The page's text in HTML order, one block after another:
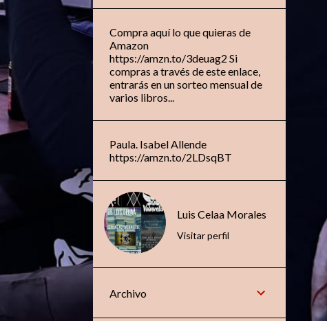
Compra aquí lo que quieras de
Amazon
https://amzn.to/3deuag2 Si
compras a través de este enlace,
entrarás en un sorteo mensual de
varios libros...
Paula. Isabel Allende
https://amzn.to/2LDsqBT
Luis Celaa Morales
Visitar perfil
Archivo